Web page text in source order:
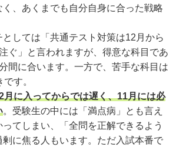
、あくまでも自分自身に合った戦略
しては「共通テスト対策は12月から
ぐ」と言われますが、得意な科目であ
間に合います。一方で、苦手な科目は
す。
月に入ってからでは遅く、11月には必
。受験生の中には「満点病」とも言え
てしまい、「全問を正解できるよう
に焦る人もいます。ただ入試本番で